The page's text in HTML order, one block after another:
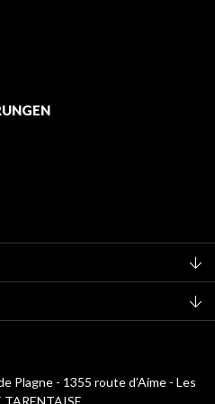
werden
Plagne - 1355 route d’Aime - Les